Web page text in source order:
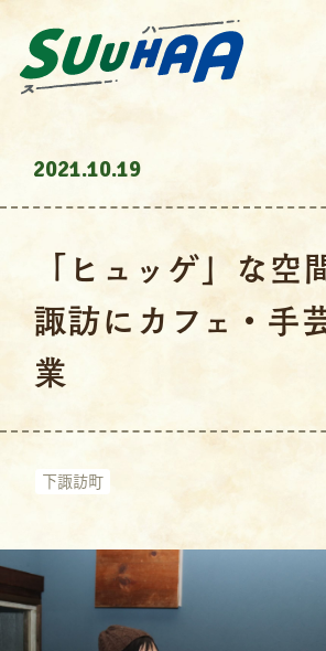
2021.10.19
「ヒュッゲ」な
諏訪にカフェ・手
業
下諏訪町